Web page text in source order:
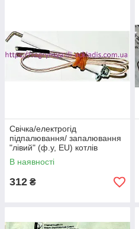
Свічка/електрогід
підпалювання/ запалювання
"лівий" (ф.у, EU) котлів
Ariston MG/TX, арт.
65100250, к.з. 0413/1
В наявності
312 ₴